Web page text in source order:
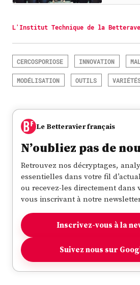
L'Institut Technique de la
CERCOSPORIOSE INNOVATION
MODÉLISATION OUTILS
Le Betteravier français
N’oubliez pas de
Retrouvez nos décryptages,
essentielles dans votre fil
ou recevez-les directement dans
vous inscrivant à notre
Inscrivez-vous à la
Suivez nous sur